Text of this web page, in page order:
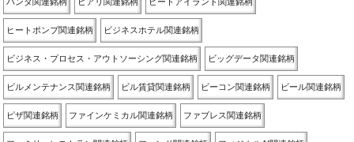
ヒートポンプ関連銘柄 ビジネスホテル関連銘柄
ビジネス・プロセス・アウトソーシング関連銘柄 ビッグデータ関連銘柄
ビルメンテナンス関連銘柄 ビル賃貸関連銘柄 ビーコン関連銘柄 ビール関連銘柄
ピザ関連銘柄 ファインケミカル関連銘柄 ファブレス関連銘柄